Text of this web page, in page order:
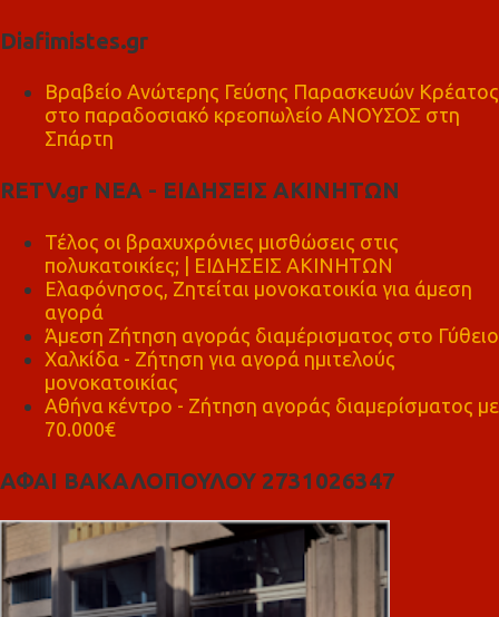
Diafimistes.gr
Βραβείο Ανώτερης Γεύσης Παρασκευών Κρέατος
στο παραδοσιακό κρεοπωλείο ΑΝΟΥΣΟΣ στη
Σπάρτη
RETV.gr ΝΕΑ - ΕΙΔΗΣΕΙΣ ΑΚΙΝΗΤΩΝ
Τέλος οι βραχυχρόνιες μισθώσεις στις
πολυκατοικίες; | ΕΙΔΗΣΕΙΣ ΑΚΙΝΗΤΩΝ
Ελαφόνησος, Ζητείται μονοκατοικία για άμεση
αγορά
Άμεση Ζήτηση αγοράς διαμέρισματος στο Γύθειο
Χαλκίδα - Ζήτηση για αγορά ημιτελούς
μονοκατοικίας
Αθήνα κέντρο - Ζήτηση αγοράς διαμερίσματος με
70.000€
ΑΦΑΙ ΒΑΚΑΛΟΠΟΥΛΟΥ 2731026347